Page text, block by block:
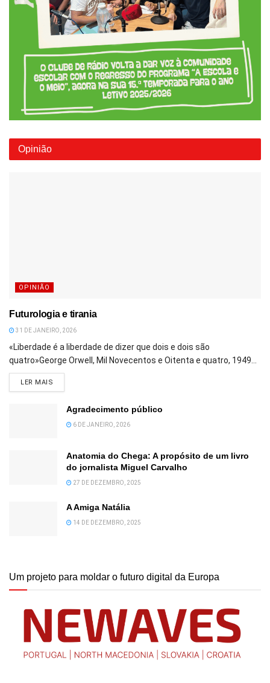
Opinião
OPINIÃO
Futurologia e tirania
31 DE JANEIRO, 2026
«Liberdade é a liberdade de dizer que dois e dois são
quatro»George Orwell, Mil Novecentos e Oitenta e quatro, 1949...
LER MAIS
Agradecimento público
6 DE JANEIRO, 2026
Anatomia do Chega: A propósito de um livro
do jornalista Miguel Carvalho
27 DE DEZEMBRO, 2025
A Amiga Natália
14 DE DEZEMBRO, 2025
Um projeto para moldar o futuro digital da Europa